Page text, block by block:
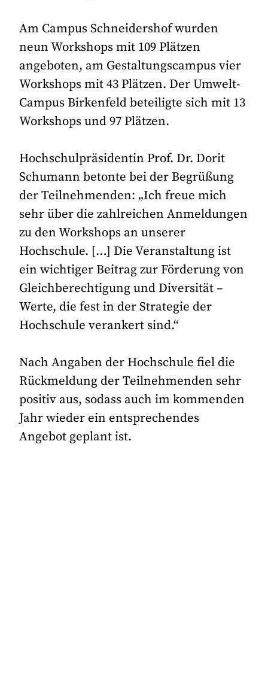
Am Campus Schneidershof wurden
neun Workshops mit 109 Plätzen
angeboten, am Gestaltungscampus vier
Workshops mit 43 Plätzen. Der Umwelt-
Campus Birkenfeld beteiligte sich mit 13
Workshops und 97 Plätzen.
Hochschulpräsidentin Prof. Dr. Dorit
Schumann betonte bei der Begrüßung
der Teilnehmenden: „Ich freue mich
sehr über die zahlreichen Anmeldungen
zu den Workshops an unserer
Hochschule. […] Die Veranstaltung ist
ein wichtiger Beitrag zur Förderung von
Gleichberechtigung und Diversität –
Werte, die fest in der Strategie der
Hochschule verankert sind.“
Nach Angaben der Hochschule fiel die
Rückmeldung der Teilnehmenden sehr
positiv aus, sodass auch im kommenden
Jahr wieder ein entsprechendes
Angebot geplant ist.